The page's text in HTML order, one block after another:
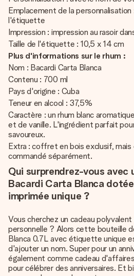
Emplacement de la
l'étiquette
Impression : impression au rasoir
Taille de l'étiquette : 10,5 x 14 cm
Plus d'informations sur le rhum :
Nom : Bacardi Carta Blanca
Contenu : 700 ml
Pays d'origine : Cuba
Teneur en alcool : 37,5%
Caractère : un rhum blanc
et de vanille. L'ingrédient parfait
savoureux.
Extra : coffret en bois exclusif,
commandé séparément.
Qui surprendrez-vous avec
Bacardi Carta Blanca
imprimée unique ?
Vous cherchez un cadeau
personnelle ? Alors cette bouteille
Blanca 0.7L avec étiquette unique
d'ajouter un nom. Super pour un
également comme cadeau
pour célébrer des anniversaires. Et